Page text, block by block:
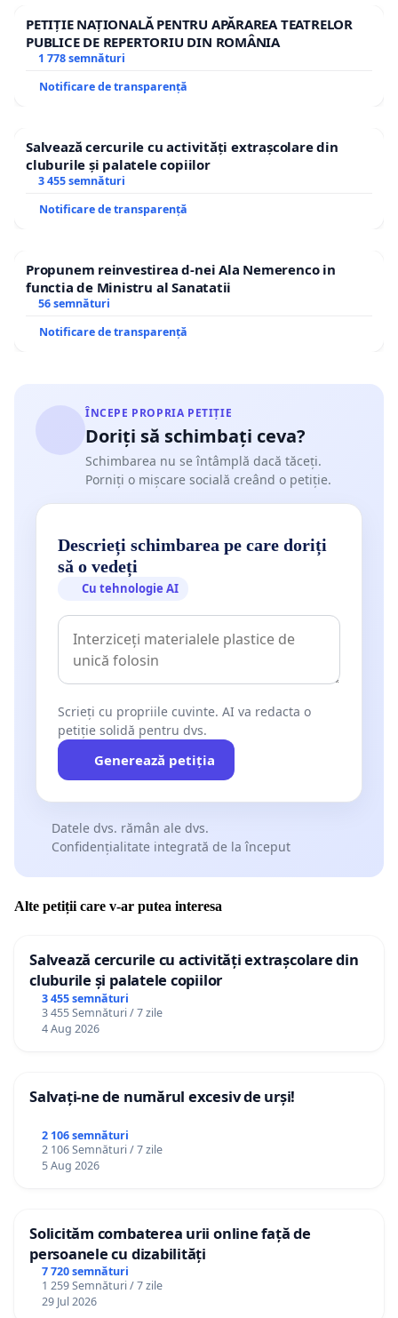
PETIȚIE NAȚIONALĂ PENTRU APĂRAREA TEATRELOR
PUBLICE DE REPERTORIU DIN ROMÂNIA
1 778 semnături
Notificare de transparență
Salvează cercurile cu activități extrașcolare din
cluburile și palatele copiilor
3 455 semnături
Notificare de transparență
Propunem reinvestirea d-nei Ala Nemerenco in
functia de Ministru al Sanatatii
56 semnături
Notificare de transparență
ÎNCEPE PROPRIA PETIȚIE
Doriți să schimbați ceva?
Schimbarea nu se întâmplă dacă tăceți.
Porniți o mișcare socială creând o petiție.
Descrieți schimbarea pe care doriți
să o vedeți
Cu tehnologie AI
Scrieți cu propriile cuvinte. AI va redacta o
petiție solidă pentru dvs.
Generează petiția
Datele dvs. rămân ale dvs.
Confidențialitate integrată de la început
Alte petiții care v-ar putea interesa
Salvează cercurile cu activități extrașcolare din
cluburile și palatele copiilor
3 455 semnături
3 455 Semnături / 7 zile
4 Aug 2026
Salvați-ne de numărul excesiv de urși!
2 106 semnături
2 106 Semnături / 7 zile
5 Aug 2026
Solicităm combaterea urii online față de
persoanele cu dizabilități
7 720 semnături
1 259 Semnături / 7 zile
29 Jul 2026